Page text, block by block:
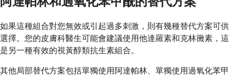
如果這種組合對您無效或引起過多刺激，則有幾種替代方案可供
選擇。您的皮膚科醫生可能會建議使用他達羅素和克林黴素，這
是另一種有效的視黃醇類抗生素組合。
其他局部替代方案包括單獨使用阿達帕林、單獨使用過氧化苯甲